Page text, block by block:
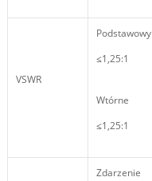
VSWR
Podstawowy
≤1,25:1
Wtórne
≤1,25:1
Zdarzenie